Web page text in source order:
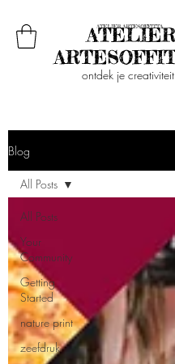
ontdek je creativiteit
Blog
All Posts
Your
Community
Getting
Started
nature print
zeefdruk
All Posts